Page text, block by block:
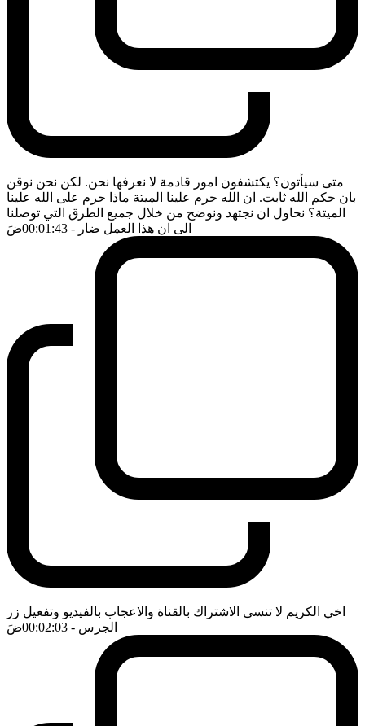
متى سيأتون؟ يكتشفون امور قادمة لا نعرفها نحن. لكن نحن نوقن
بان حكم الله ثابت. ان الله حرم علينا الميتة ماذا حرم على الله علينا
الميتة؟ نحاول ان نجتهد ونوضح من خلال جميع الطرق التي توصلنا
الى ان هذا العمل ضار - 00:01:43 ضَ
اخي الكريم لا تنسى الاشتراك بالقناة والاعجاب بالفيديو وتفعيل زر
الجرس - 00:02:03 ضَ